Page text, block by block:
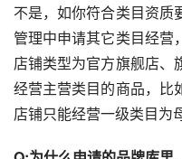
不是，如你符合类目资质
管理中申请其它类目经营
店铺类型为官方旗舰店、
经营主营类目的商品，比
店铺只能经营一级类目为